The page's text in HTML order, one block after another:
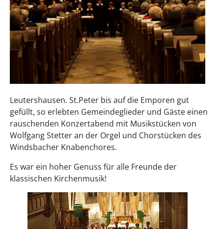
Leutershausen. St.Peter bis auf die Emporen gut
gefüllt, so erlebten Gemeindeglieder und Gäste einen
rauschenden Konzertabend mit Musikstücken von
Wolfgang Stetter an der Orgel und Chorstücken des
Windsbacher Knabenchores.
Es war ein hoher Genuss für alle Freunde der
klassischen Kirchenmusik!